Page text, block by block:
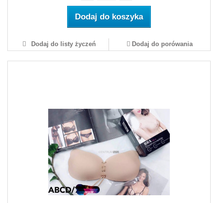
Dodaj do koszyka
Dodaj do listy życzeń Dodaj do porówania